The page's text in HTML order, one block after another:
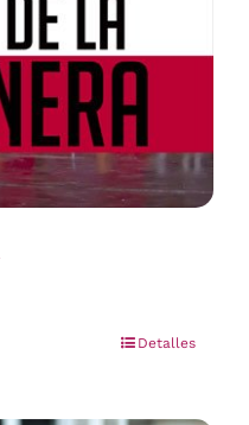
Detalles